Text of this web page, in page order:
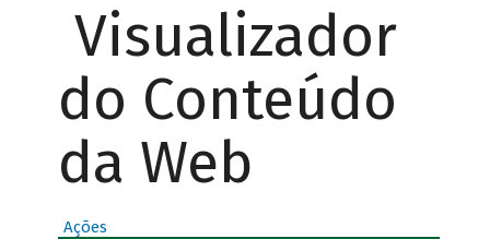
Visualizador
do Conteúdo
da Web
Ações